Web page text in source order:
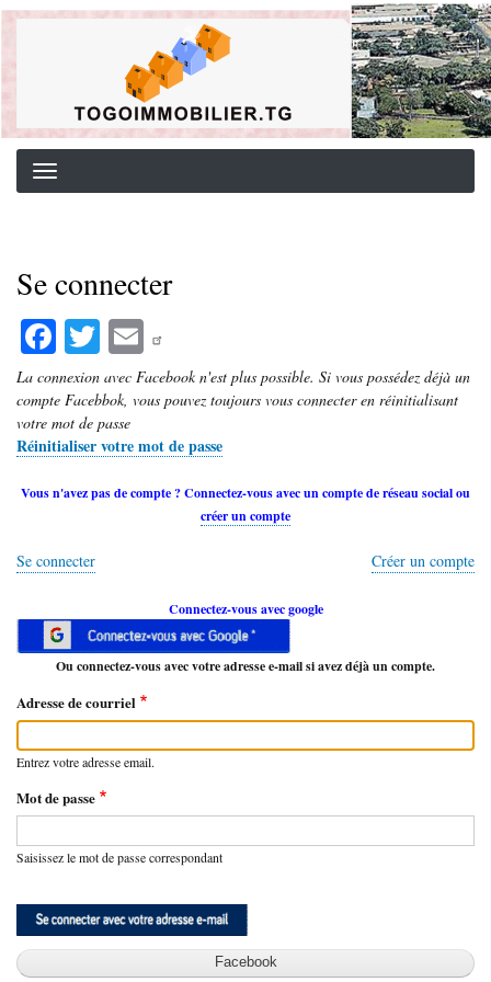
Aller
Background image for header
Se connecter
Fa
ce
bo
ok
T
wi
tte
r
E
m
ail
La connexion avec Facebook n'est plus possible. Si vous possédez déjà un
compte Facebbok, vous pouvez toujours vous connecter en réinitialisant
votre mot de passe
Réinitialiser votre mot de passe
Vous n'avez pas de compte ? Connectez-vous avec un compte de réseau social ou
créer un compte
Se connecter Créer un compte
Connectez-vous avec google
Ou connectez-vous avec votre adresse e-mail si avez déjà un compte.
Adresse de courriel
Entrez votre adresse email.
Mot de passe
Saisissez le mot de passe correspondant
Facebook